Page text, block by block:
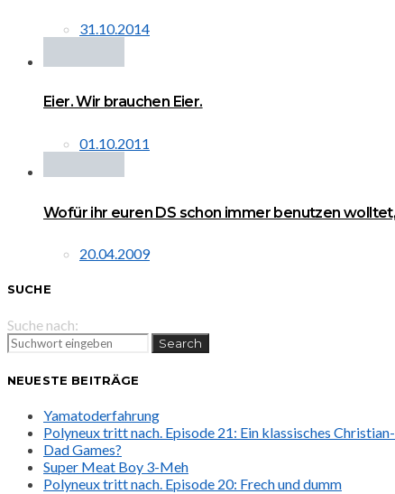
31.10.2014
Eier. Wir brauchen Eier.
01.10.2011
Wofür ihr euren DS schon immer benutzen
20.04.2009
SUCHE
Suche nach:
Search
NEUESTE BEITRÄGE
Yamatoderfahrung
Polyneux tritt nach. Episode 21: Ein klassisches
Dad Games?
Super Meat Boy 3-Meh
Polyneux tritt nach. Episode 20: Frech und dumm